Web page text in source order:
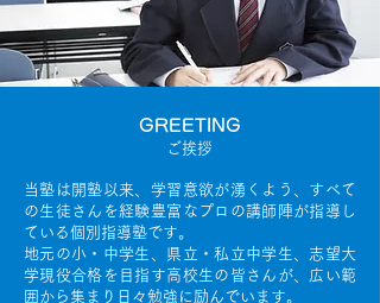
当塾は開塾以来、学習意欲が湧くよう、すべて
の生徒さんを経験豊富なプロの講師陣が指導し
ている個別指導塾です。
地元の小・中学生、県立・私立中学生、志望大
学現役合格を目指す高校生の皆さんが、広い範
囲から集まり日々勉強に励んでいます。
GREETING
ご挨拶